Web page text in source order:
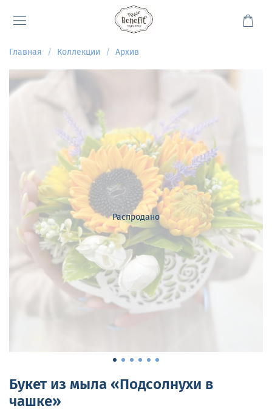
Главная Коллекции Архив
Распродано
Букет из мыла «Подсолнухи в
чашке»